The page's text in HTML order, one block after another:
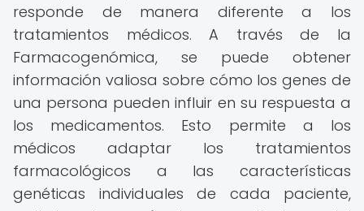
responde de manera diferente a los
tratamientos médicos. A través de la
Farmacogenómica, se puede obtener
información valiosa sobre cómo los genes de
una persona pueden influir en su respuesta a
los medicamentos. Esto permite a los
médicos adaptar los tratamientos
farmacológicos a las características
genéticas individuales de cada paciente,